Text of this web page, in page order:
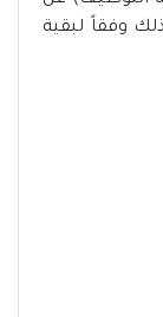
وفقاً لبقية